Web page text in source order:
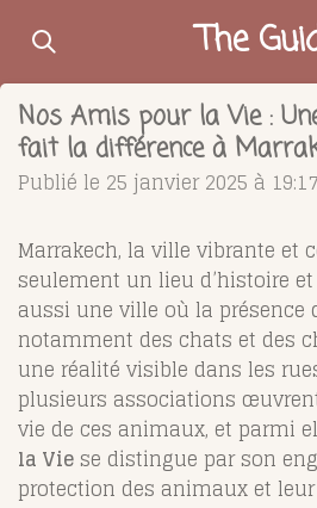
Passer
contenu
principal
The
Nos Amis pour la Vie :
fait la différence à
Publié le 25 janvier 2025 à 19:17
Marrakech, la ville vibrante et
seulement un lieu d’histoire et
aussi une ville où la présence
notamment des chats et des
une réalité visible dans les
plusieurs associations
vie de ces animaux, et parmi
la Vie se distingue par son
protection des animaux et